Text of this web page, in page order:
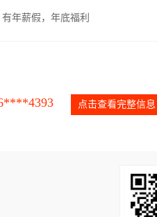
年薪假，年底福利
点击查看完整信息